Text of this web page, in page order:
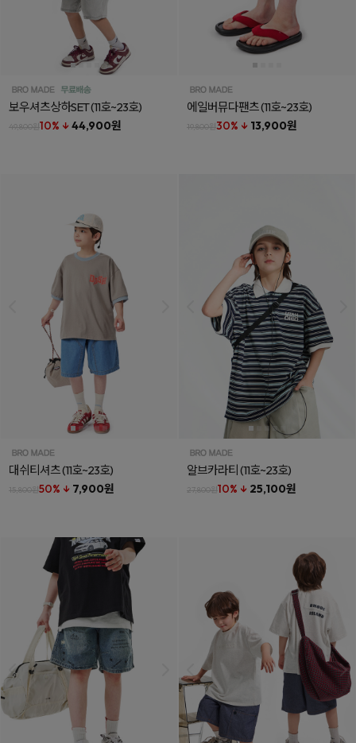
보우셔츠상하SET(11호~23호)
49,800원10% ↓ 44,900원
에일버뮤다팬츠(11호~23호)
19,800원30% ↓ 13,900원
대쉬티셔츠(11호~23호)
15,800원50% ↓ 7,900원
알브카라티(11호~23호)
27,800원10% ↓ 25,100원